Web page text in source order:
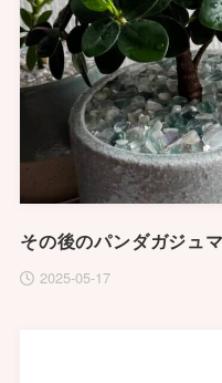
その後のパンダガジュ
2025-05-17